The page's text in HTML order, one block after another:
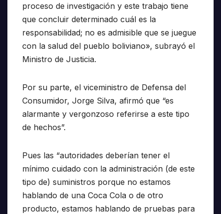
proceso de investigación y este trabajo tiene
que concluir determinado cuál es la
responsabilidad; no es admisible que se juegue
con la salud del pueblo boliviano», subrayó el
Ministro de Justicia.
Por su parte, el viceministro de Defensa del
Consumidor, Jorge Silva, afirmó que “es
alarmante y vergonzoso referirse a este tipo
de hechos”.
Pues las “autoridades deberían tener el
mínimo cuidado con la administración (de este
tipo de) suministros porque no estamos
hablando de una Coca Cola o de otro
producto, estamos hablando de pruebas para